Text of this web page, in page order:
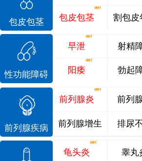
包皮包茎 包皮包茎 割包皮
性功能障碍
早泄
阳痿
射精
勃起
前列腺疾病
前列腺炎 前列
前列腺增生 排尿
龟头炎 睾丸